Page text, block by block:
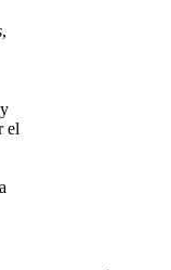
,
el